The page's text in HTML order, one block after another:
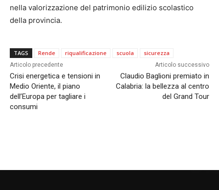
nella valorizzazione del patrimonio edilizio scolastico
della provincia.
TAGS Rende riqualificazione scuola sicurezza
Articolo precedente
Crisi energetica e tensioni in
Medio Oriente, il piano
dell’Europa per tagliare i
consumi
Articolo successivo
Claudio Baglioni premiato in
Calabria: la bellezza al centro
del Grand Tour